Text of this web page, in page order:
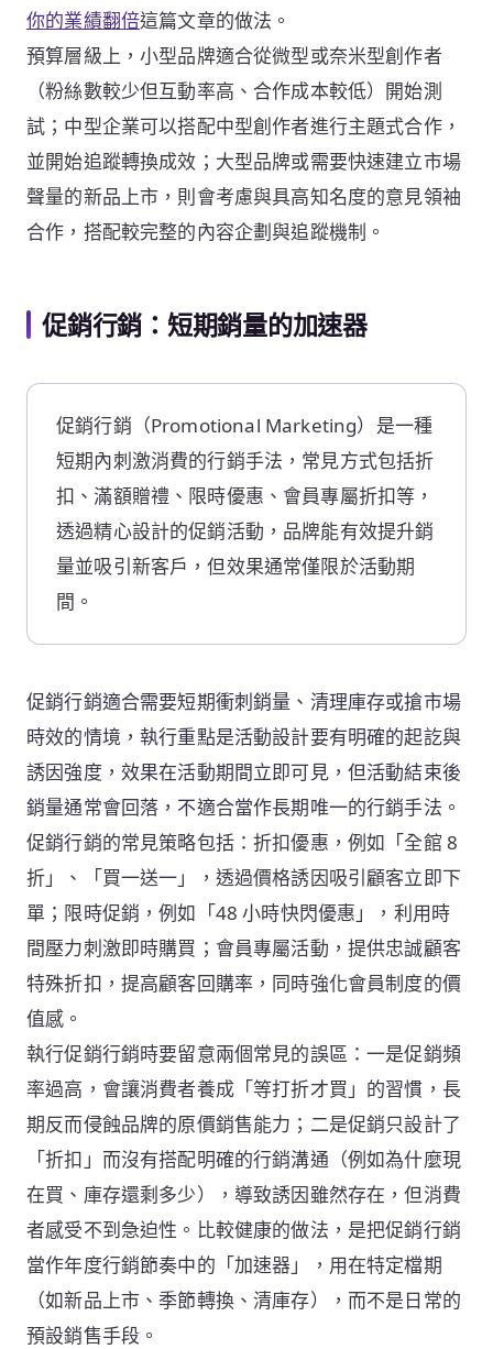
你的業績翻倍這篇文章的做法。
預算層級上，小型品牌適合從微型或奈米型創作者
（粉絲數較少但互動率高、合作成本較低）開始測
試；中型企業可以搭配中型創作者進行主題式合作，
並開始追蹤轉換成效；大型品牌或需要快速建立市場
聲量的新品上市，則會考慮與具高知名度的意見領袖
合作，搭配較完整的內容企劃與追蹤機制。
促銷行銷：短期銷量的加速器
促銷行銷（Promotional Marketing）是一種
短期內刺激消費的行銷手法，常見方式包括折
扣、滿額贈禮、限時優惠、會員專屬折扣等，
透過精心設計的促銷活動，品牌能有效提升銷
量並吸引新客戶，但效果通常僅限於活動期
間。
促銷行銷適合需要短期衝刺銷量、清理庫存或搶市場
時效的情境，執行重點是活動設計要有明確的起訖與
誘因強度，效果在活動期間立即可見，但活動結束後
銷量通常會回落，不適合當作長期唯一的行銷手法。
促銷行銷的常見策略包括：折扣優惠，例如「全館 8
折」、「買一送一」，透過價格誘因吸引顧客立即下
單；限時促銷，例如「48 小時快閃優惠」，利用時
間壓力刺激即時購買；會員專屬活動，提供忠誠顧客
特殊折扣，提高顧客回購率，同時強化會員制度的價
值感。
執行促銷行銷時要留意兩個常見的誤區：一是促銷頻
率過高，會讓消費者養成「等打折才買」的習慣，長
期反而侵蝕品牌的原價銷售能力；二是促銷只設計了
「折扣」而沒有搭配明確的行銷溝通（例如為什麼現
在買、庫存還剩多少），導致誘因雖然存在，但消費
者感受不到急迫性。比較健康的做法，是把促銷行銷
當作年度行銷節奏中的「加速器」，用在特定檔期
（如新品上市、季節轉換、清庫存），而不是日常的
預設銷售手段。